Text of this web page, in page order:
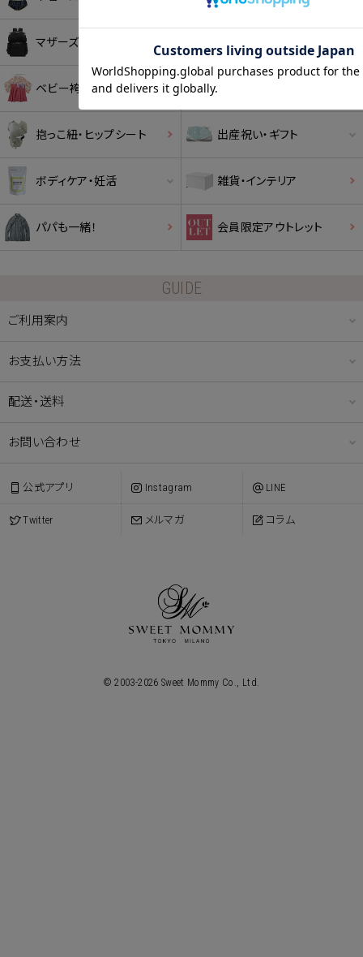
マザーズバッグ
ベビー袴・袴ロンパース
抱っこ紐・ヒップシート 出産祝い・ギフト
ボディケア・妊活 雑貨・インテリア
パパも一緒！ 会員限定アウトレット
GUIDE
ご利用案内
お支払い方法
配送・送料
お問い合わせ
公式アプリ Instagram LINE
Twitter メルマガ コラム
© 2003-2026 Sweet Mommy Co., Ltd.
ショッピングカート画面にてご入力ください。
クーポンのご利用には会員登録が必要となります。